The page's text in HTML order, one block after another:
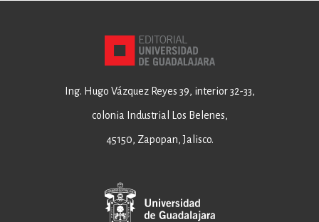
Ing. Hugo Vázquez Reyes 39, interior 32-33,
colonia Industrial Los Belenes,
45150, Zapopan, Jalisco.